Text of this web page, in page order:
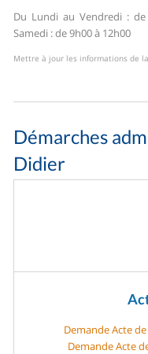
Du Lundi au Vendredi :
Samedi : de 9h00 à 12h00
Mettre à jour les informations de
Démarches
Didier
Demande Acte
Demande Acte